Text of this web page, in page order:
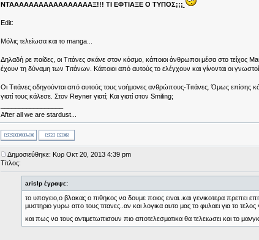
ΝΤΑΑΑΑΑΑΑΑΑΑΑΑΑΑΑΑΑΞ!!! ΤΙ ΕΦΤΙΑΞΕ Ο ΤΥΠΟΣ;;;
Edit:
Μόλις τελείωσα και το manga...
Δηλαδή ρε παίδες, οι Τιτάνες σκάνε στον κόσμο, κάποιοι άνθρωποι μέσα στο τείχος
έχουν τη δύναμη των Τιτάνων. Κάποιοι από αυτούς το ελέγχουν και γίνονται οι
Οι Τιτάνες οδηγούνται από αυτούς τους νοήμονες ανθρώπους-Τιτάνες. Όμως επίσης
γιατί τους κάλεσε. Στον Reyner γιατί; Και γιατί στον Smiling;
After all we are stardust...
Δημοσιεύθηκε: Κυρ Οκτ 20, 2013 4:39 pm
Τίτλος:
arislp έγραψε:
το υπογειο,ο βλακας ο πιθηκος να δουμε ποιος ειναι..και γενικοτερα πρεπει
μυστηριο γυρω απο τους τιτανες..αν και λογικα αυτο μας το φυλαει για το τελος
και πως να τους αντιμετωπισουν πιο αποτελεσματικα θα τελειωσει και το